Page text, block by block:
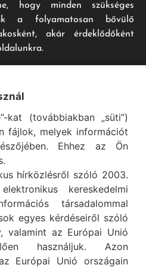
hogy minden szükséges
a folyamatosan bővülő
akár érdeklődőként
hivatalos honlapja
© 1996 - 2020
utca 2.
kat (továbbiakban „süti”)
fájlok, melyek információt
Ehhez az Ön
hírközlésről szóló 2003.
kereskedelmi
társadalommal
egyes kérdéseiről szóló
valamint az Európai Unió
használjuk. Azon
Európai Unió országain